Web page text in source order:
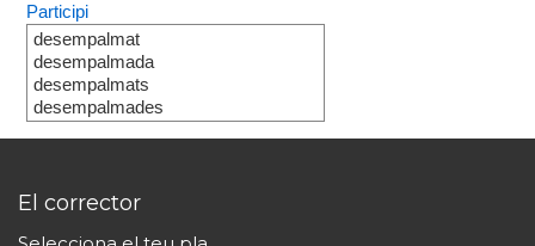
Participi
desempalmat
desempalmada
desempalmats
desempalmades
El corrector